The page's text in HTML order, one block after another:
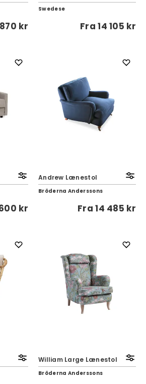
kr
Swedese
Fra14 105 kr
kr
Andrew Lænestol
Bröderna Anderssons
Fra14 485 kr
William Large Lænestol
Bröderna Anderssons